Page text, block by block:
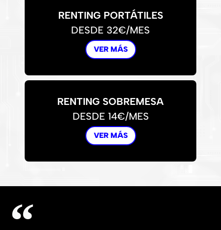
RENTING PORTÁTILES
DESDE 32€/MES
VER MÁS
RENTING SOBREMESA
DESDE 14€/MES
VER MÁS